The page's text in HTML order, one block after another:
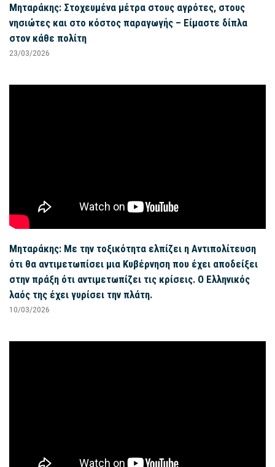
Μηταράκης: Στοχευμένα μέτρα στους αγρότες, στους
νησιώτες και στο κόστος παραγωγής – Είμαστε δίπλα
στον κάθε πολίτη
23/03/2026
Μηταράκης: Με την τοξικότητα ελπίζει η Αντιπολίτευση
ότι θα αντιμετωπίσει μια Κυβέρνηση που έχει αποδείξει
στην πράξη ότι αντιμετωπίζει τις κρίσεις. Ο Ελληνικός
λαός της έχει γυρίσει την πλάτη.
10/03/2026